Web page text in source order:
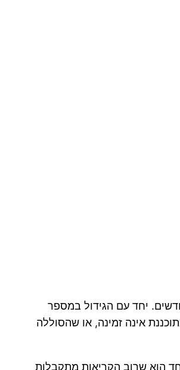
יחד עם הגידול במספר
אינה זמינה, או שהסוללה
הוא שרוב הקריאות מתקבלות